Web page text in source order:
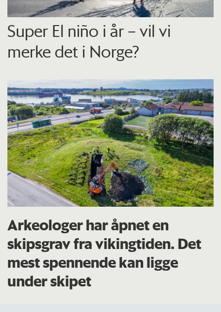
Super El niño i år – vil vi
merke det i Norge?
Arkeologer har åpnet en
skipsgrav fra vikingtiden. Det
mest spennende kan ligge
under skipet